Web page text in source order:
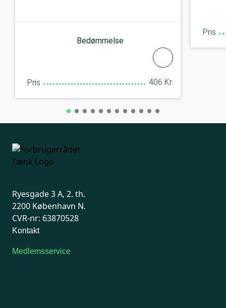
Bedømmelse
Pris 406 Kr.
Pris
Ryesgade 3 A, 2. th.
2200 København N.
CVR-nr: 63870528
Kontakt
Medlemsservice